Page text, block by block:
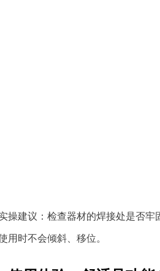
操建议：检查器材的焊接处是否
用时不会倾斜、移位。